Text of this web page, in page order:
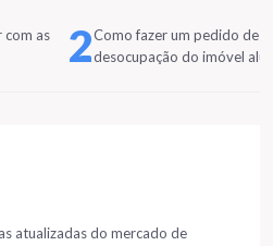
com as
2Como fazer um pedido de
desocupação do imóvel
atualizadas do mercado de